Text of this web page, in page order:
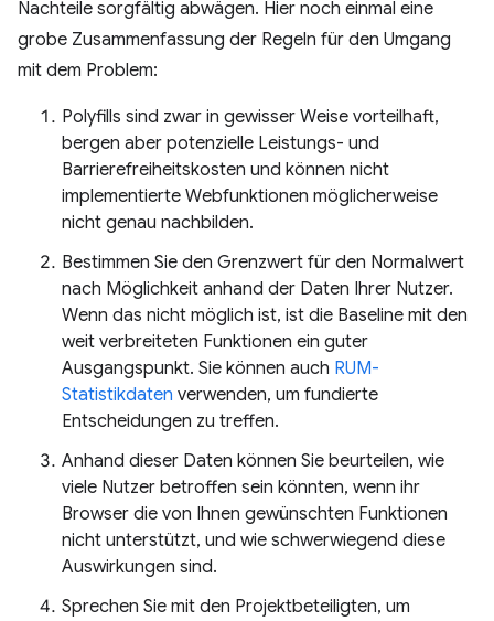
Nachteile sorgfältig abwägen. Hier noch einmal eine
grobe Zusammenfassung der Regeln für den Umgang
mit dem Problem:
Polyfills sind zwar in gewisser Weise vorteilhaft,
bergen aber potenzielle Leistungs- und
Barrierefreiheitskosten und können nicht
implementierte Webfunktionen möglicherweise
nicht genau nachbilden.
Bestimmen Sie den Grenzwert für den Normalwert
nach Möglichkeit anhand der Daten Ihrer Nutzer.
Wenn das nicht möglich ist, ist die Baseline mit den
weit verbreiteten Funktionen ein guter
Ausgangspunkt. Sie können auch RUM-
Statistikdaten verwenden, um fundierte
Entscheidungen zu treffen.
Anhand dieser Daten können Sie beurteilen, wie
viele Nutzer betroffen sein könnten, wenn ihr
Browser die von Ihnen gewünschten Funktionen
nicht unterstützt, und wie schwerwiegend diese
Auswirkungen sind.
Sprechen Sie mit den Projektbeteiligten, um